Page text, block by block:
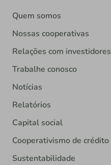
Quem somos
Nossas cooperativas
Relações com investidores
Trabalhe conosco
Notícias
Relatórios
Capital social
Cooperativismo de crédito
Sustentabilidade